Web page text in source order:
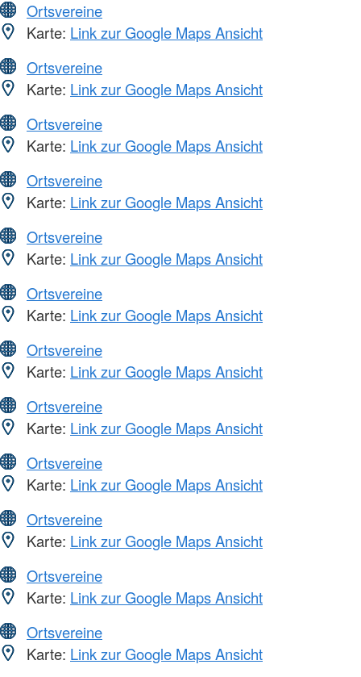
Ortsvereine
Karte: Link zur Google Maps Ansicht
Ortsvereine
Karte: Link zur Google Maps Ansicht
Ortsvereine
Karte: Link zur Google Maps Ansicht
Ortsvereine
Karte: Link zur Google Maps Ansicht
Ortsvereine
Karte: Link zur Google Maps Ansicht
Ortsvereine
Karte: Link zur Google Maps Ansicht
Ortsvereine
Karte: Link zur Google Maps Ansicht
Ortsvereine
Karte: Link zur Google Maps Ansicht
Ortsvereine
Karte: Link zur Google Maps Ansicht
Ortsvereine
Karte: Link zur Google Maps Ansicht
Ortsvereine
Karte: Link zur Google Maps Ansicht
Ortsvereine
Karte: Link zur Google Maps Ansicht